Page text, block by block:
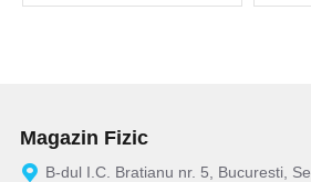
Magazin Fizic
B-dul I.C. Bratianu nr. 5, Bucuresti,